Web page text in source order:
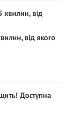
від якого